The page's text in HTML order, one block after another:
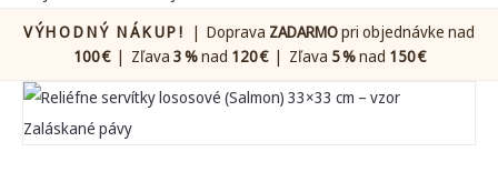
VÝHODNÝ NÁKUP! | Doprava ZADARMOpri objednávke nad
100 €| Zľava 3 %nad 120 €| Zľava 5 %nad 150 €